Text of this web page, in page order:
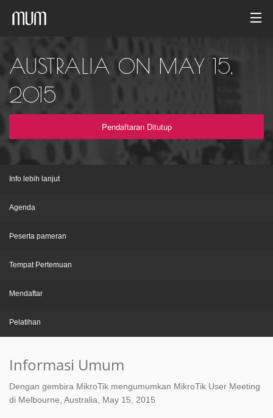
Galeri foto
Arsip acara
AUSTRALIA ON MAY 15,
2015
Pendaftaran Ditutup
Info lebih lanjut
Agenda
Peserta pameran
Tempat Pertemuan
Mendaftar
Pelatihan
Informasi Umum
Dengan gembira MikroTik mengumumkan MikroTik User Meeting
di Melbourne, Australia, May 15, 2015